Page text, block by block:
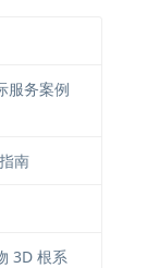
服务案例
南
3D 根系